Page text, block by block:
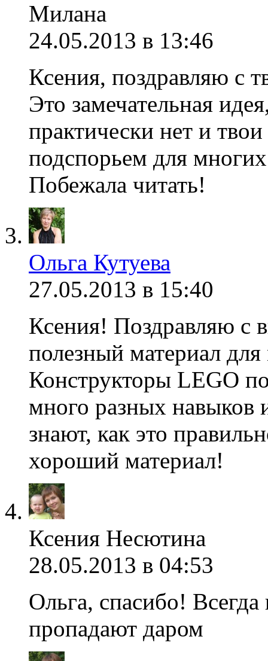
Милана
24.05.2013 в 13:46
Ксения, поздравляю с
Это замечательная
практически нет и
подспорьем для
Побежала читать!
Ольга Кутуева
27.05.2013 в 15:40
Ксения! Поздравляю с
полезный материал
Конструкторы LEGO
много разных навыков
знают, как это
хороший материал!
Ксения Несютина
28.05.2013 в 04:53
Ольга, спасибо!
пропадают даром